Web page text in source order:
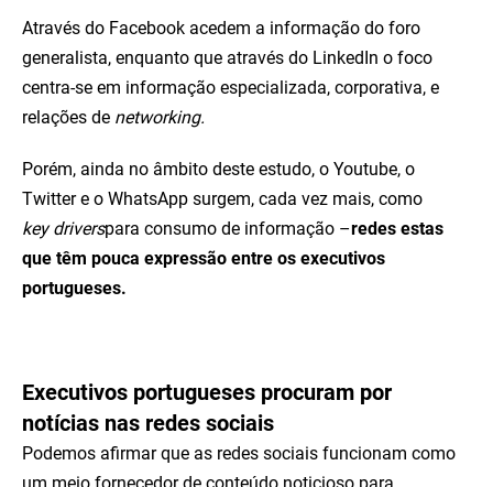
Através do Facebook acedem a informação do foro
generalista, enquanto que através do LinkedIn o foco
centra-se em informação especializada, corporativa, e
relações de networking.
Porém, ainda no âmbito deste estudo, o Youtube, o
Twitter e o WhatsApp surgem, cada vez mais, como
key driverspara consumo de informação –redes estas
que têm pouca expressão entre os executivos
portugueses.
Executivos portugueses procuram por
notícias nas redes sociais
Podemos afirmar que as redes sociais funcionam como